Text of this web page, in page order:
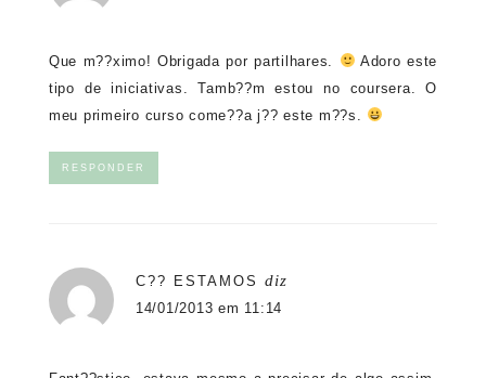
Que m??ximo! Obrigada por partilhares.
Adoro este
tipo de iniciativas. Tamb??m estou no coursera. O
meu primeiro curso come??a j?? este m??s.
RESPONDER
C?? ESTAMOS diz
14/01/2013 em 11:14